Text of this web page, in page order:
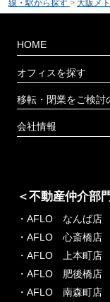
線・駅から探す > 大阪メ
HOME
オフィスを探す
移転・閉業をご検討
会社情報
＜不動産仲介部
・AFLO なんば店
・AFLO 心斎橋店
・AFLO 上本町店
・AFLO 肥後橋店
・AFLO 南森町店